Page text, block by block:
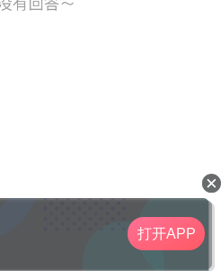
打开APP